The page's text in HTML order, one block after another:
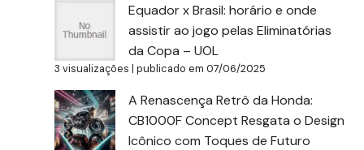
Equador x Brasil: horário e onde
assistir ao jogo pelas Eliminatórias
da Copa – UOL
3 visualizações |publicado em 07/06/2025
A Renascença Retrô da Honda:
CB1000F Concept Resgata o Design
Icônico com Toques de Futuro